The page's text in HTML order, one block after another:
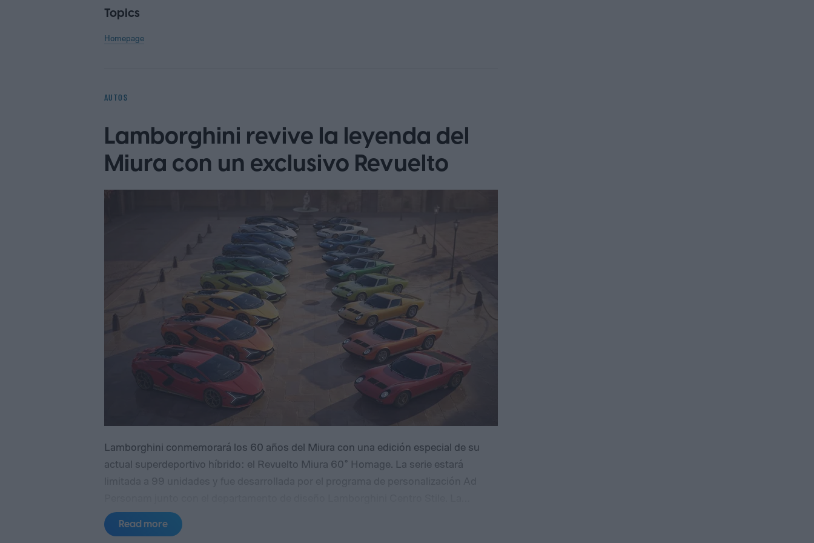
Topics
Homepage
AUTOS
Lamborghini revive la leyenda del
Miura con un exclusivo Revuelto
Lamborghini conmemorará los 60 años del Miura con una edición especial de su
actual superdeportivo híbrido: el Revuelto Miura 60° Homage. La serie estará
presentación mundial del modelo se realizará durante la Monterey Car Week, en
California.El homenaje recurre a varios elementos visuales asociados con el Miura
Read more